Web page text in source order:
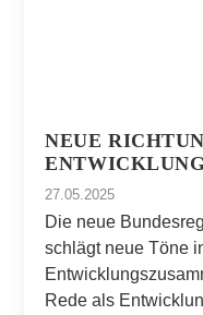
NEUE
27.05.2025
Die neue
schlägt neue Töne
Rede als